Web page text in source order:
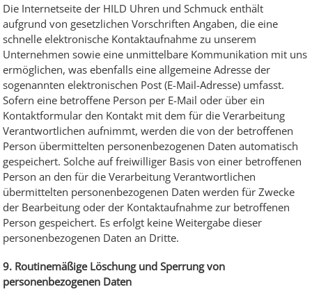
Die Internetseite der HILD Uhren und Schmuck enthält
aufgrund von gesetzlichen Vorschriften Angaben, die eine
schnelle elektronische Kontaktaufnahme zu unserem
Unternehmen sowie eine unmittelbare Kommunikation mit uns
ermöglichen, was ebenfalls eine allgemeine Adresse der
sogenannten elektronischen Post (E-Mail-Adresse) umfasst.
Sofern eine betroffene Person per E-Mail oder über ein
Kontaktformular den Kontakt mit dem für die Verarbeitung
Verantwortlichen aufnimmt, werden die von der betroffenen
Person übermittelten personenbezogenen Daten automatisch
gespeichert. Solche auf freiwilliger Basis von einer betroffenen
Person an den für die Verarbeitung Verantwortlichen
übermittelten personenbezogenen Daten werden für Zwecke
der Bearbeitung oder der Kontaktaufnahme zur betroffenen
Person gespeichert. Es erfolgt keine Weitergabe dieser
personenbezogenen Daten an Dritte.
9. Routinemäßige Löschung und Sperrung von
personenbezogenen Daten